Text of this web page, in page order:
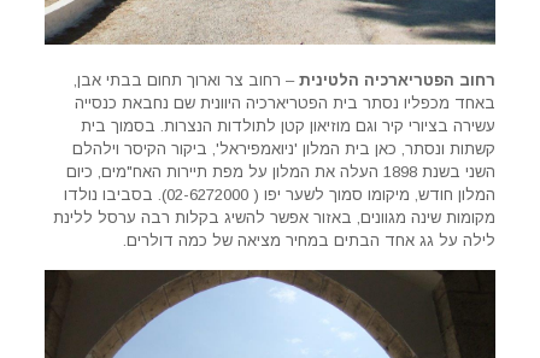
רחוב הפטריארכיה הלטינית– רחוב צר וארוך תחום בבתי אבן,
באחד מכפליו נסתר בית הפטריארכיה היוונית שם נחבאת כנסייה
עשירה בציורי קיר וגם מוזיאון קטן לתולדות הנצרות. בסמוך בית
קשתות ונסתר, כאן בית המלון 'ניואמפיראל', ביקור הקיסר וילהלם
השני בשנת 1898 העלה את המלון על מפת תיירות האח"מים, כיום
המלון חודש, מיקומו סמוך לשער יפו ( 02-6272000). בסביבו נולדו
מקומות שינה מגוונים, באזור אפשר להשיג בקלות רבה ערסל ללינת
לילה על גג אחד הבתים במחיר מציאה של כמה דולרים.